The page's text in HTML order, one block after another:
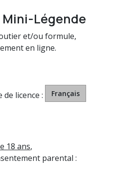
Légende
et/ou formule,
en ligne.
licence :
Français
18 ans,
parental :